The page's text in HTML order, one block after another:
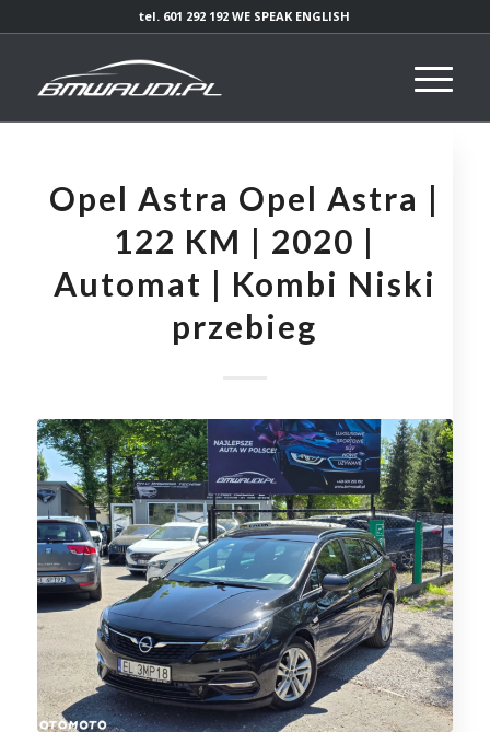
tel. 601 292 192 WE SPEAK ENGLISH
Opel Astra Opel Astra |
122 KM | 2020 |
Automat | Kombi Niski
przebieg